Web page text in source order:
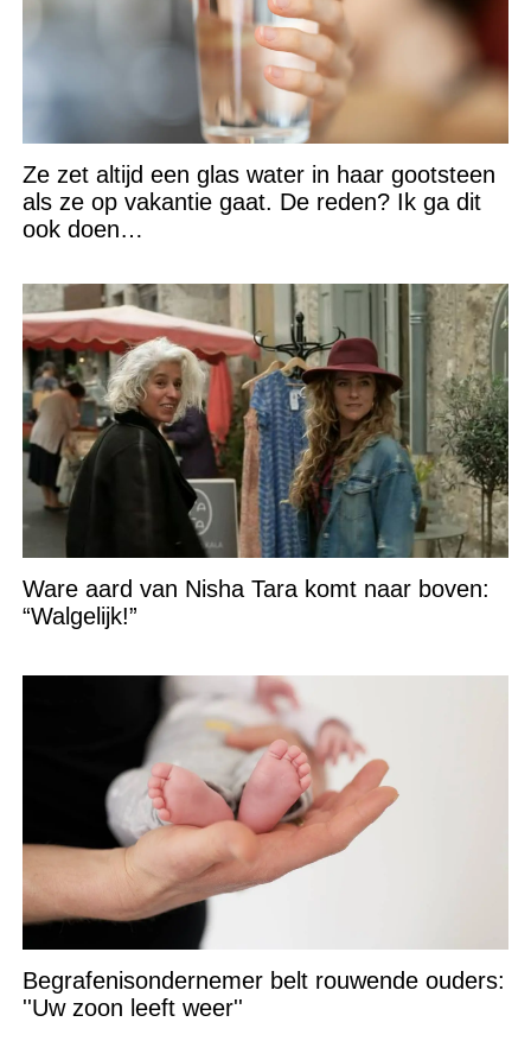
Ze zet altijd een glas water in haar gootsteen
als ze op vakantie gaat. De reden? Ik ga dit
ook doen…
Ware aard van Nisha Tara komt naar boven:
“Walgelijk!”
Begrafenisondernemer belt rouwende ouders:
''Uw zoon leeft weer''